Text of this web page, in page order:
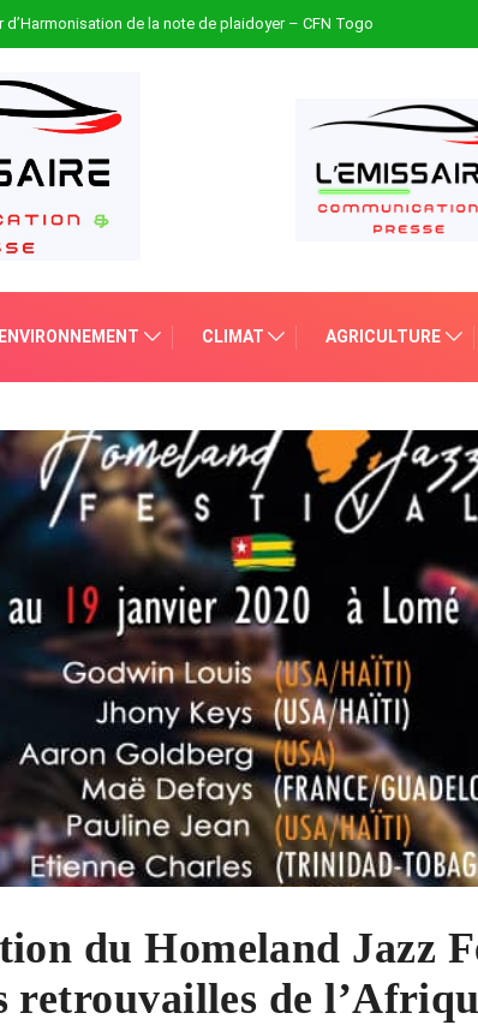
d’Harmonisation de la note de plaidoyer – CFN Togo
ENVIRONNEMENT CLIMAT AGRICULTURE
du Homeland Jazz
retrouvailles de